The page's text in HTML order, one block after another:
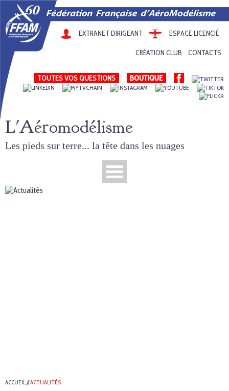
EXTRANET DIRIGEANT ESPACE LICENCIÉ
CRÉATION CLUB CONTACTS
TOUTES VOS QUESTIONS
L'Aéromodélisme
Les pieds sur terre... la tête dans les nuages
ACCUEIL//ACTUALITÉS